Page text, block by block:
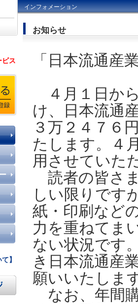
インフォメーション
ビス
】
お知らせ
「日本流通産
４月１日か
け、日本流通
３万２４７６
たします。４
用させていた
読者の皆さ
しい限りです
紙・印刷など
力を重ねてま
ない状況です
き日本流通産
願いいたしま
なお、年間